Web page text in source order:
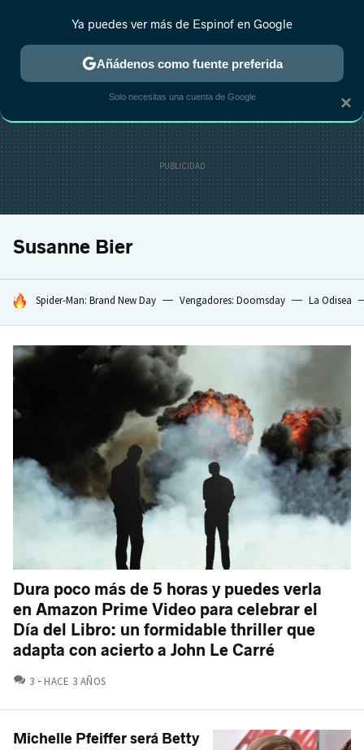
ESTRENOS REALITY ANIME RANKINGS CINE
Susanne Bier
HOY SE HABLA DE
Spider-Man: Brand New Day Vengadores: Doomsday La Odisea
Dura poco más de 5 horas y puedes verla
en Amazon Prime Video para celebrar el
Día del Libro: un formidable thriller que
adapta con acierto a John Le Carré
3 COMENTARIOS
HACE 3 AÑOS
Michelle Pfeiffer será Betty
×
Ya puedes ver más de Espinof en Google
Añádenos como fuente preferida
Solo necesitas una cuenta de Google